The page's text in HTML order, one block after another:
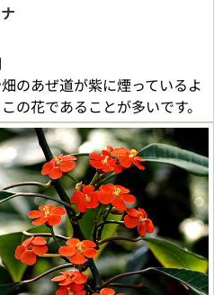
のあぜ道が紫に煙っているよ
の花であることが多いです。